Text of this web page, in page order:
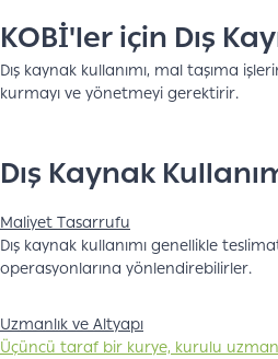
KOBİ'ler için Dış
Dış kaynak kullanımı, mal taşıma
kurmayı ve yönetmeyi gerektirir.
Dış Kaynak
Maliyet Tasarrufu
Dış kaynak kullanımı genellikle
operasyonlarına yönlendirebilirler.
Uzmanlık ve Altyapı
Üçüncü taraf bir kurye, kurulu